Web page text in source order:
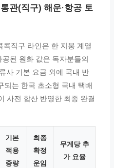
관(직구) 해운·항공 토
콕직구 라인은 한 지붕 계열
된 원화 값은 독자분들의
사 기본 요금 외에 국내 반
되는 한국 초소형 국내 택배
사전 합산 반영한 최종 완결
기본
적용
중량
최종
확정
운임
무게당 추
가 요율